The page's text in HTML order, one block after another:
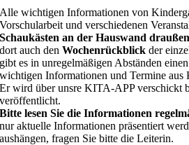
Alle wichtigen Informationen von
Vorschularbeit und verschiedenen
Schaukästen an der Hauswand draußen
dort auch den Wochenrückblickder
gibt es in unregelmäßigen Abständen einen
wichtigenInformationen und Termine
Er wird über unsre KITA-APP verschickt
veröffentlicht.
Bitte lesen Sie die Informationen
nur aktuelle Informationen präsentiert
aushängen, fragen Sie bitte dieLeiterin.